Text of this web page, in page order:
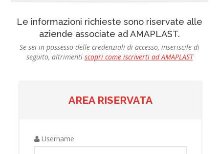
Le informazioni richieste sono riservate alle
aziende associate ad AMAPLAST.
Se sei in possesso delle credenziali di accesso, inseriscile di
seguito, altrimenti scopri come iscriverti ad AMAPLAST
AREA RISERVATA
Username